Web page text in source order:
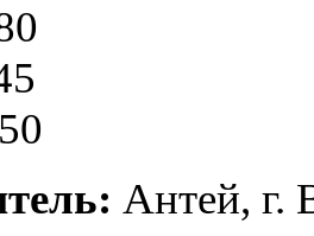
Антей, г.